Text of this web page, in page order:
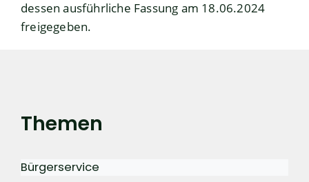
dessen ausführliche Fassung am 18.06.2024
freigegeben.
Themen
Bürgerservice